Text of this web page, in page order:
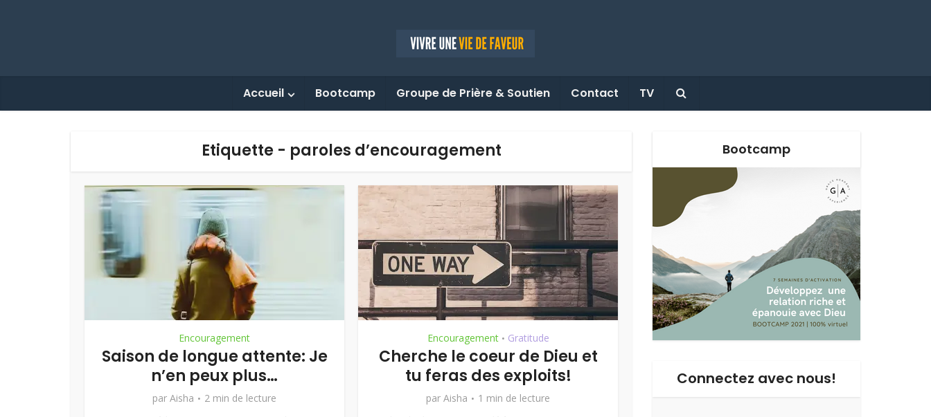
Accueil Bootcamp Groupe de Prière & Soutien Contact TV
Etiquette - paroles d’encouragement
Encouragement
Saison de longue attente: Je
n’en peux plus…
par Aisha
2 min de lecture
Encouragement • Gratitude
Cherche le coeur de Dieu et
tu feras des exploits!
par Aisha
1 min de lecture
Bootcamp
Connectez avec nous!